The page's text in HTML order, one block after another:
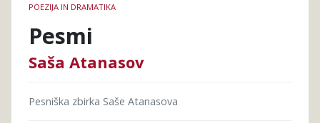
knjige
POEZIJA IN DRAMATIKA
Pesmi
Saša Atanasov
Pesniška zbirka Saše Atanasova